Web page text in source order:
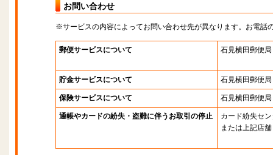
お問い合わせ
※サービスの内容によってお問い合わせ先が異なります。お電話
郵便サービスについて 石見横田郵便局
貯金サービスについて 石見横田郵便局
保険サービスについて 石見横田郵便局
通帳やカードの紛失・盗難に伴うお取引の停止
カード紛失セ
または上記店舗